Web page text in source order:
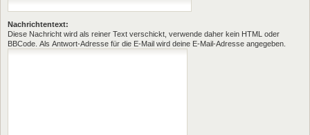
Nachrichtentext:
Diese Nachricht wird als reiner Text verschickt, verwende daher kein HTML oder
BBCode. Als Antwort-Adresse für die E-Mail wird deine E-Mail-Adresse angegeben.